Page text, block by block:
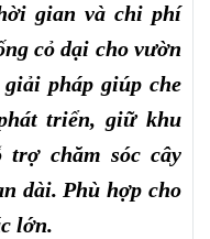
gian và chi phí
cỏ dại cho vườn
pháp giúp che
triển, giữ khu
trợ chăm sóc cây
dài. Phù hợp cho
lớn.